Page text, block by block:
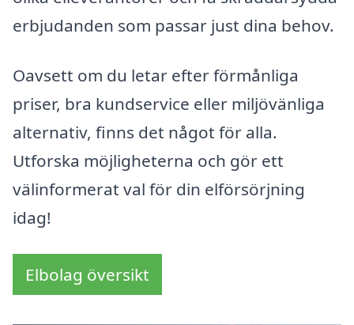
erbjudanden som passar just dina behov.
Oavsett om du letar efter förmånliga
priser, bra kundservice eller miljövänliga
alternativ, finns det något för alla.
Utforska möjligheterna och gör ett
välinformerat val för din elförsörjning
idag!
Elbolag översikt